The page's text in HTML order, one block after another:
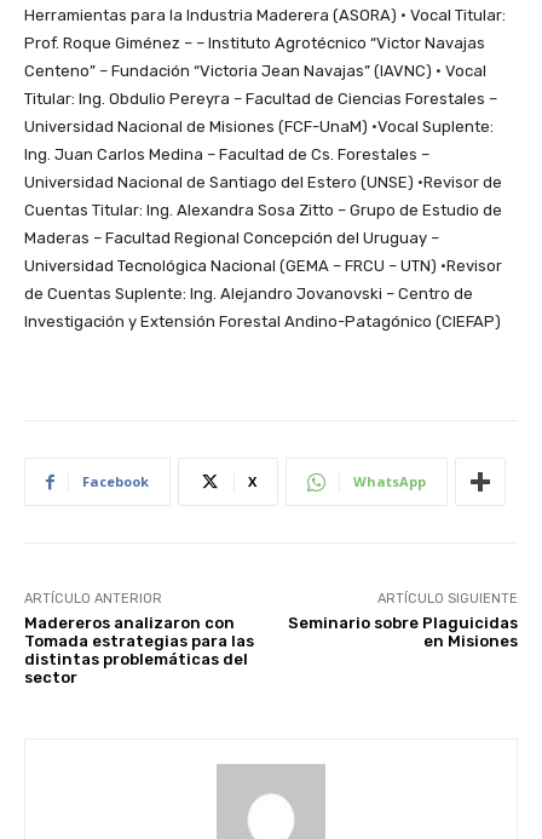
Herramientas para la Industria Maderera (ASORA) • Vocal Titular:
Prof. Roque Giménez – – Instituto Agrotécnico “Victor Navajas
Centeno” – Fundación “Victoria Jean Navajas” (IAVNC) • Vocal
Titular: Ing. Obdulio Pereyra – Facultad de Ciencias Forestales –
Universidad Nacional de Misiones (FCF-UnaM) •Vocal Suplente:
Ing. Juan Carlos Medina – Facultad de Cs. Forestales –
Universidad Nacional de Santiago del Estero (UNSE) •Revisor de
Cuentas Titular: Ing. Alexandra Sosa Zitto – Grupo de Estudio de
Maderas – Facultad Regional Concepción del Uruguay –
Universidad Tecnológica Nacional (GEMA – FRCU – UTN) •Revisor
de Cuentas Suplente: Ing. Alejandro Jovanovski – Centro de
Investigación y Extensión Forestal Andino-Patagónico (CIEFAP)
Facebook X WhatsApp
ARTÍCULO ANTERIOR
Madereros analizaron con
Tomada estrategias para las
distintas problemáticas del
sector
ARTÍCULO SIGUIENTE
Seminario sobre Plaguicidas
en Misiones